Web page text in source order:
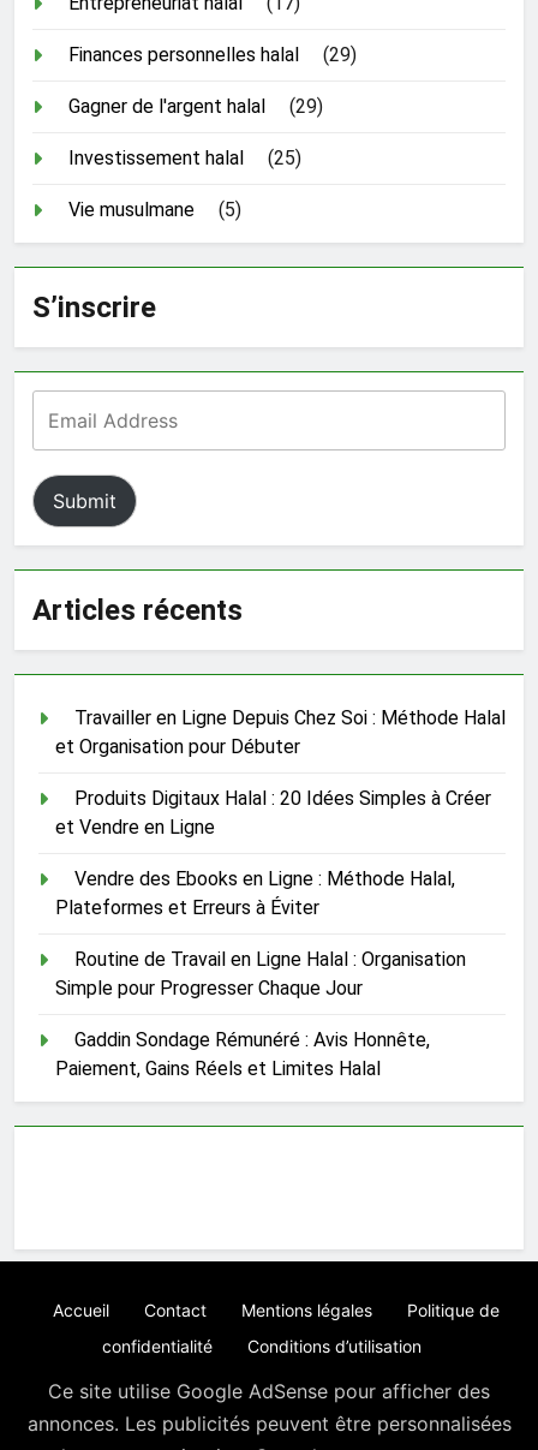
Finances personnelles halal (29)
Gagner de l'argent halal (29)
Investissement halal (25)
Vie musulmane (5)
S’inscrire
Submit
Articles récents
Travailler en Ligne Depuis Chez Soi : Méthode Halal
et Organisation pour Débuter
Produits Digitaux Halal : 20 Idées Simples à Créer
et Vendre en Ligne
Vendre des Ebooks en Ligne : Méthode Halal,
Plateformes et Erreurs à Éviter
Routine de Travail en Ligne Halal : Organisation
Simple pour Progresser Chaque Jour
Gaddin Sondage Rémunéré : Avis Honnête,
Paiement, Gains Réels et Limites Halal
Accueil Contact Mentions légales
Politique de
confidentialité
Conditions d’utilisation
Ce site utilise Google AdSense pour afficher des
annonces. Les publicités peuvent être personnalisées